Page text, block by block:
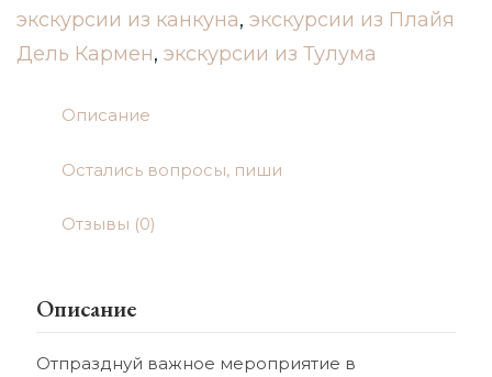
экскурсии из канкуна, экскурсии из Плайя
Дель Кармен, экскурсии из Тулума
Описание
Остались вопросы, пиши
Отзывы (0)
Описание
Отпразднуй важное мероприятие в